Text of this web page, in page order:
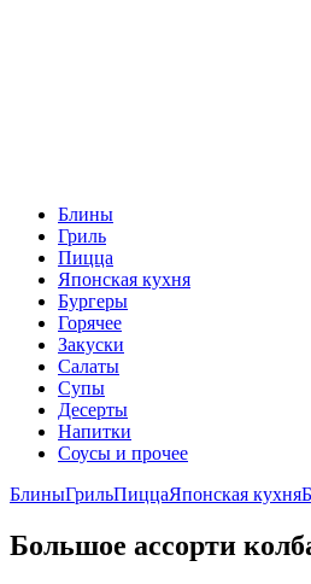
Блины
Гриль
Пицца
Японская кухня
Бургеры
Горячее
Закуски
Салаты
Супы
Десерты
Напитки
Соусы и прочее
БлиныГрильПиццаЯпонская кухня
Большое ассорти